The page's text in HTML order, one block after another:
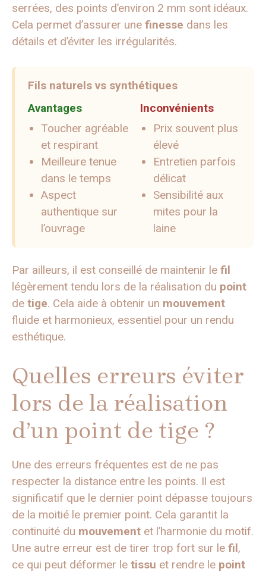
serrées, des points d’environ 2 mm sont idéaux.
Cela permet d’assurer une finesse dans les
détails et d’éviter les irrégularités.
Fils naturels vs synthétiques
Avantages
Toucher agréable
et respirant
Meilleure tenue
dans le temps
Aspect
authentique sur
l’ouvrage
Inconvénients
Prix souvent plus
élevé
Entretien parfois
délicat
Sensibilité aux
mites pour la
laine
Par ailleurs, il est conseillé de maintenir le fil
légèrement tendu lors de la réalisation du point
de tige. Cela aide à obtenir un mouvement
fluide et harmonieux, essentiel pour un rendu
esthétique.
Quelles erreurs éviter
lors de la réalisation
d’un point de tige ?
Une des erreurs fréquentes est de ne pas
respecter la distance entre les points. Il est
significatif que le dernier point dépasse toujours
de la moitié le premier point. Cela garantit la
continuité du mouvement et l’harmonie du motif.
Une autre erreur est de tirer trop fort sur le fil,
ce qui peut déformer le tissu et rendre le point